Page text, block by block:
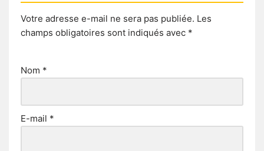
Votre adresse e-mail ne sera pas publiée. Les
champs obligatoires sont indiqués avec *
Nom *
E-mail *